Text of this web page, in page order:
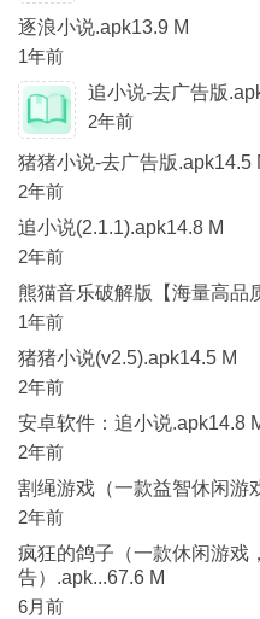
逐浪小说.apk13.9 M
1年前
追小说-去广告版
2年前
猪猪小说-去广告版.apk14.5
2年前
追小说(2.1.1).apk14.8 M
2年前
熊猫音乐破解版【海量高品
1年前
猪猪小说(v2.5).apk14.5 M
2年前
安卓软件：追小说.apk14.8
2年前
割绳游戏（一款益智休闲游
2年前
疯狂的鸽子（一款休闲游戏
告）.apk...67.6 M
6月前